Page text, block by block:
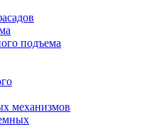
подъема
механизмов